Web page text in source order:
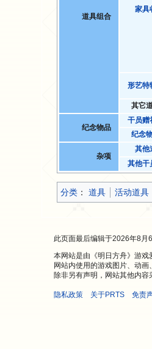
道具组合
家具
形艺特
其它
纪念物品
干员赠
纪念
杂项
其他
其他干
分类 ：​ 道具 活动道具
此页面最后编辑于2026年8月
本网站是由《明日方舟》游戏
网站内使用的游戏图片、动
除非另有声明，网站其他内容
隐私政策 关于PRTS 免责